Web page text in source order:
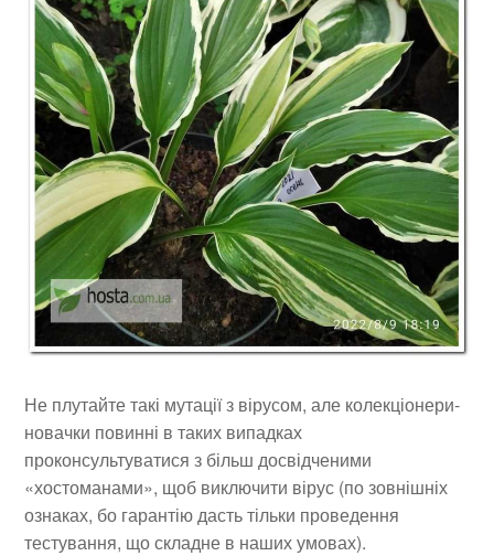
Не плутайте такі мутації з вірусом, але колекціонери-
новачки повинні в таких випадках
проконсультуватися з більш досвідченими
«хостоманами», щоб виключити вірус (по зовнішніх
ознаках, бо гарантію дасть тільки проведення
тестування, що складне в наших умовах).